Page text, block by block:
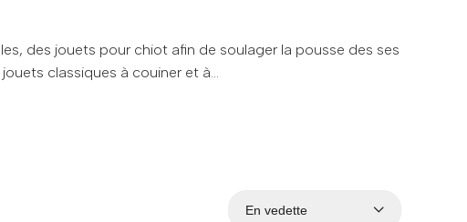
des jouets pour chiot afin de soulager la pousse des ses
classiques à couiner et à...
En vedette